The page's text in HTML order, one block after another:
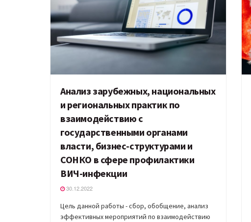
Анализ зарубежных, национальных
и региональных практик по
взаимодействию с
государственными органами
власти, бизнес-структурами и
СОНКО в сфере профилактики
ВИЧ-инфекции
30.12.2022
Цель данной работы - сбор, обобщение, анализ
эффективных мероприятий по взаимодействию